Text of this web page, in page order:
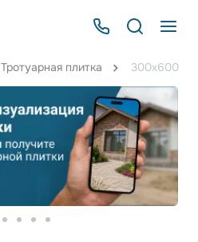
Тротуарная плитка 300х600